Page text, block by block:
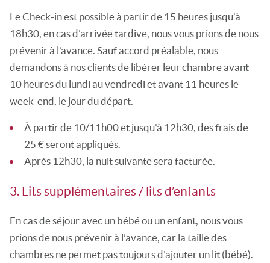
Le Check-in est possible à partir de 15 heures jusqu’à
18h30, en cas d’arrivée tardive, nous vous prions de nous
prévenir à l’avance. Sauf accord préalable, nous
demandons à nos clients de libérer leur chambre avant
10 heures du lundi au vendredi et avant 11 heures le
week-end, le jour du départ.
À partir de 10/11h00 et jusqu’à 12h30, des frais de
25 € seront appliqués.
Après 12h30, la nuit suivante sera facturée.
3. Lits supplémentaires / lits d’enfants
En cas de séjour avec un bébé ou un enfant, nous vous
prions de nous prévenir à l’avance, car la taille des
chambres ne permet pas toujours d’ajouter un lit (bébé).